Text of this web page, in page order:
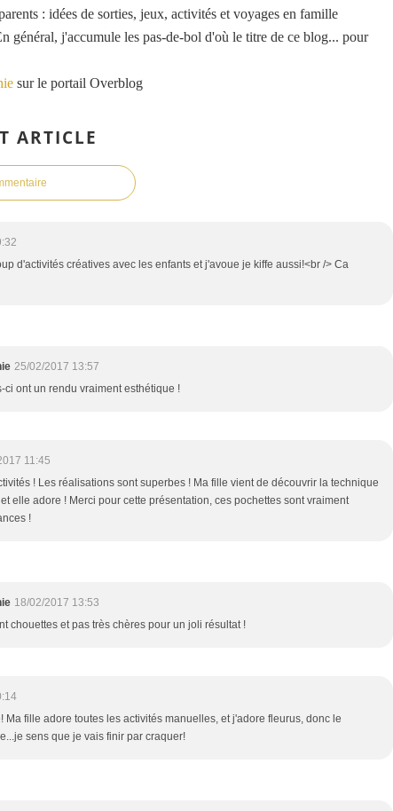
: idées de sorties, jeux, activités et voyages en famille
général, j'accumule les pas-de-bol d'où le titre de ce blog... pour
sur le portail Overblog
ARTICLE
d'activités créatives avec les enfants et j'avoue je kiffe aussi!<br /> Ca
25/02/2017 13:57
ci ont un rendu vraiment esthétique !
11:45
! Les réalisations sont superbes ! Ma fille vient de découvrir la technique
elle adore ! Merci pour cette présentation, ces pochettes sont vraiment
!
18/02/2017 13:53
chouettes et pas très chères pour un joli résultat !
Ma fille adore toutes les activités manuelles, et j'adore fleurus, donc le
sens que je vais finir par craquer!